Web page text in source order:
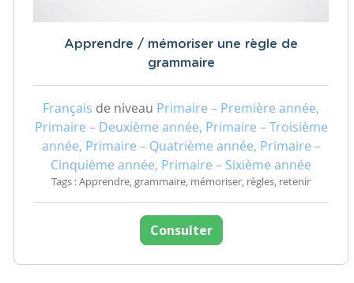
Apprendre / mémoriser une règle de
grammaire
Français de niveau Primaire – Première année,
Primaire – Deuxième année, Primaire – Troisième
année, Primaire – Quatrième année, Primaire –
Cinquième année, Primaire – Sixième année
Tags : Apprendre, grammaire, mémoriser, règles, retenir
Consulter